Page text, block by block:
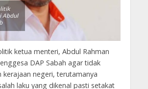
Abdul
ketua menteri, Abdul Rahman
DAP Sabah agar tidak
kerajaan negeri, terutamanya
laku yang dikenal pasti setakat